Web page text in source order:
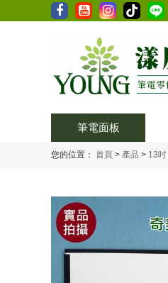
筆電面板
您的位置： 首頁 > 產品 > 13吋